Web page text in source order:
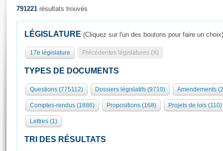
Présidence
577 députés
Groupes politiques
Élections législatives
Séance publique
Commissions et autres organes
Europe et International
Contrôle et évaluation
Congrès
Pétitions
Rôle et pouvoirs de l'Assemblée
Organisation de l'Assemblée
Présidence Conférence des Présidents Bureau Collège des
Statistiques et chiffres clés
Visiter l'Assemblée
Visite virtuelle du palais Bourbon
Assister à une séance
Accès des chercheurs à l’Assemblée
Les évènements
791221 résultats trouvés
LÉGISLATURE (Cliquez sur l'un des boutons pour faire un choix)
17e législature Précédentes législatures (X)
TYPES DE DOCUMENTS
Questions (775112) Dossiers législatifs (9710) Amendements
Comptes-rendus (1886) Propositions (168) Projets de lois (110)
Lettres (1)
TRI DES RÉSULTATS